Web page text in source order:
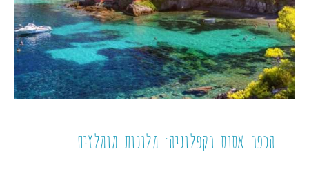
הכפר אסוס בקפלוניה: מלונות מומלצים